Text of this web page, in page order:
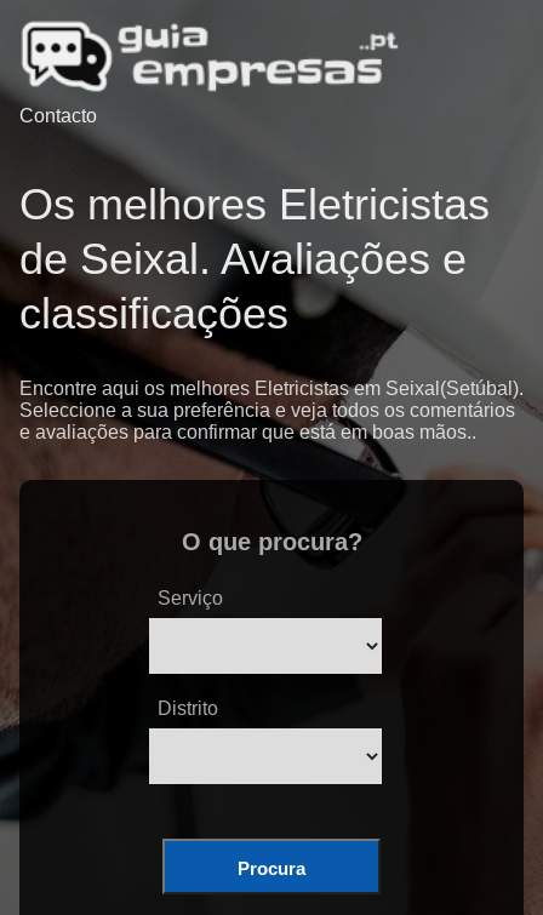
Contacto
Os melhores Eletricistas
de Seixal. Avaliações e
classificações
Encontre aqui os melhores Eletricistas em Seixal(Setúbal).
Seleccione a sua preferência e veja todos os comentários
e avaliações para confirmar que está em boas mãos..
O que procura?
Serviço
Distrito
Procura